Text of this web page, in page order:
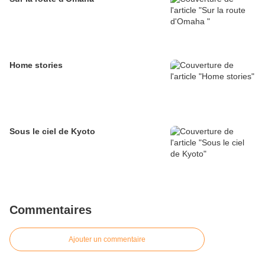
Home stories
Sous le ciel de Kyoto
Commentaires
Ajouter un commentaire